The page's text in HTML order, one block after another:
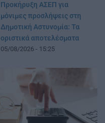
Προκήρυξη ΑΣΕΠ για
μόνιμες προσλήψεις στη
Δημοτική Αστυνομία: Τα
οριστικά αποτελέσματα
05/08/2026 - 15:25